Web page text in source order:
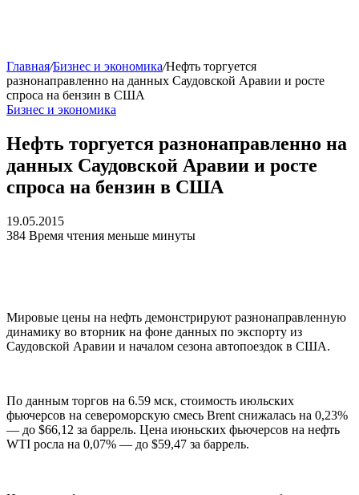
Главная/Бизнес и экономика/Нефть торгуется
разнонаправленно на данных Саудовской Аравии и росте
спроса на бензин в США
Бизнес и экономика
Нефть торгуется разнонаправленно на
данных Саудовской Аравии и росте
спроса на бензин в США
19.05.2015
384 Время чтения меньше минуты
Мировые цены на нефть демонстрируют разнонаправленную
динамику во вторник на фоне данных по экспорту из
Саудовской Аравии и началом сезона автопоездок в США.
По данным торгов на 6.59 мск, стоимость июльских
фьючерсов на североморскую смесь Brent снижалась на 0,23%
— до $66,12 за баррель. Цена июньских фьючерсов на нефть
WTI росла на 0,07% — до $59,47 за баррель.